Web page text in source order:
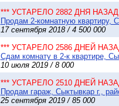
*** УСТАРЕЛО 2882 ДНЯ НАЗАД
Продам 2-комнатную квартиру,
17 сентября 2018 / 4 500 000
*** УСТАРЕЛО 2586 ДНЕЙ
Сдам комнату в 2-к квартире,
10 июля 2019 / 8 000
*** УСТАРЕЛО 2510 ДНЕЙ
Продам гараж, Сыктывкар г.,
25 сентября 2019 / 85 000